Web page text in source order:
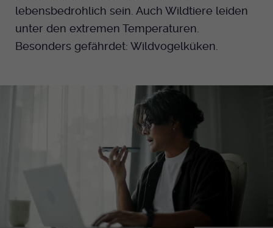
lebensbedrohlich sein. Auch Wildtiere leiden
unter den extremen Temperaturen.
Besonders gefährdet: Wildvogelküken.